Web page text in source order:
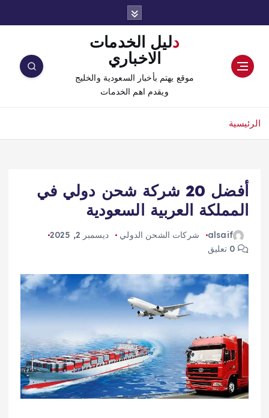
دليل الخدمات
الاخباري
موقع يهتم بأخبار السعودية والخليج
ويقدم اهم الخدمات
الرئيسية
أفضل 20 شركة شحن دولي في
المملكة العربية السعودية
alsaif شركات الشحن الدولي
ديسمبر 2, 2025